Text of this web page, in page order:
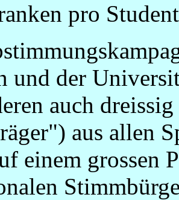
pro
und der
auch
aus allen
einem grossen